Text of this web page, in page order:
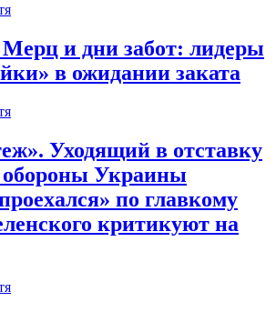
и дни забот: лидеры
в ожидании заката
Уходящий в отставку
Украины
по главкому
критикуют на